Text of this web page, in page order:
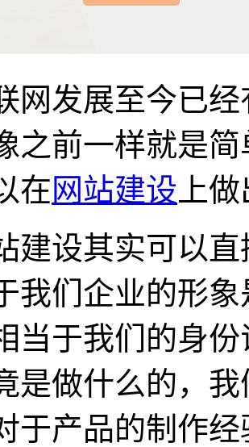
发展至今已经
之前一样就是
在网站建设 上
设其实可以直
我们企业的形
当于我们的身
是做什么的，
于产品的制作